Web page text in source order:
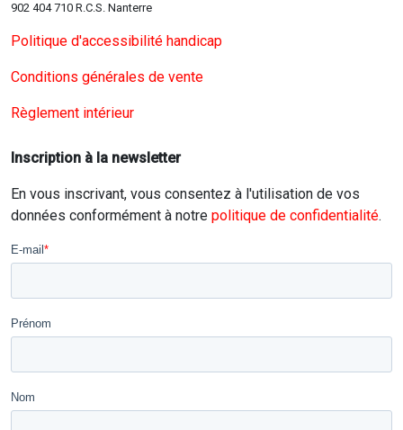
902 404 710 R.C.S. Nanterre
Politique d'accessibilité handicap
Conditions générales de vente
Règlement intérieur
Inscription à la newsletter
En vous inscrivant, vous consentez à l'utilisation de vos
données conformément à notre politique de confidentialité.